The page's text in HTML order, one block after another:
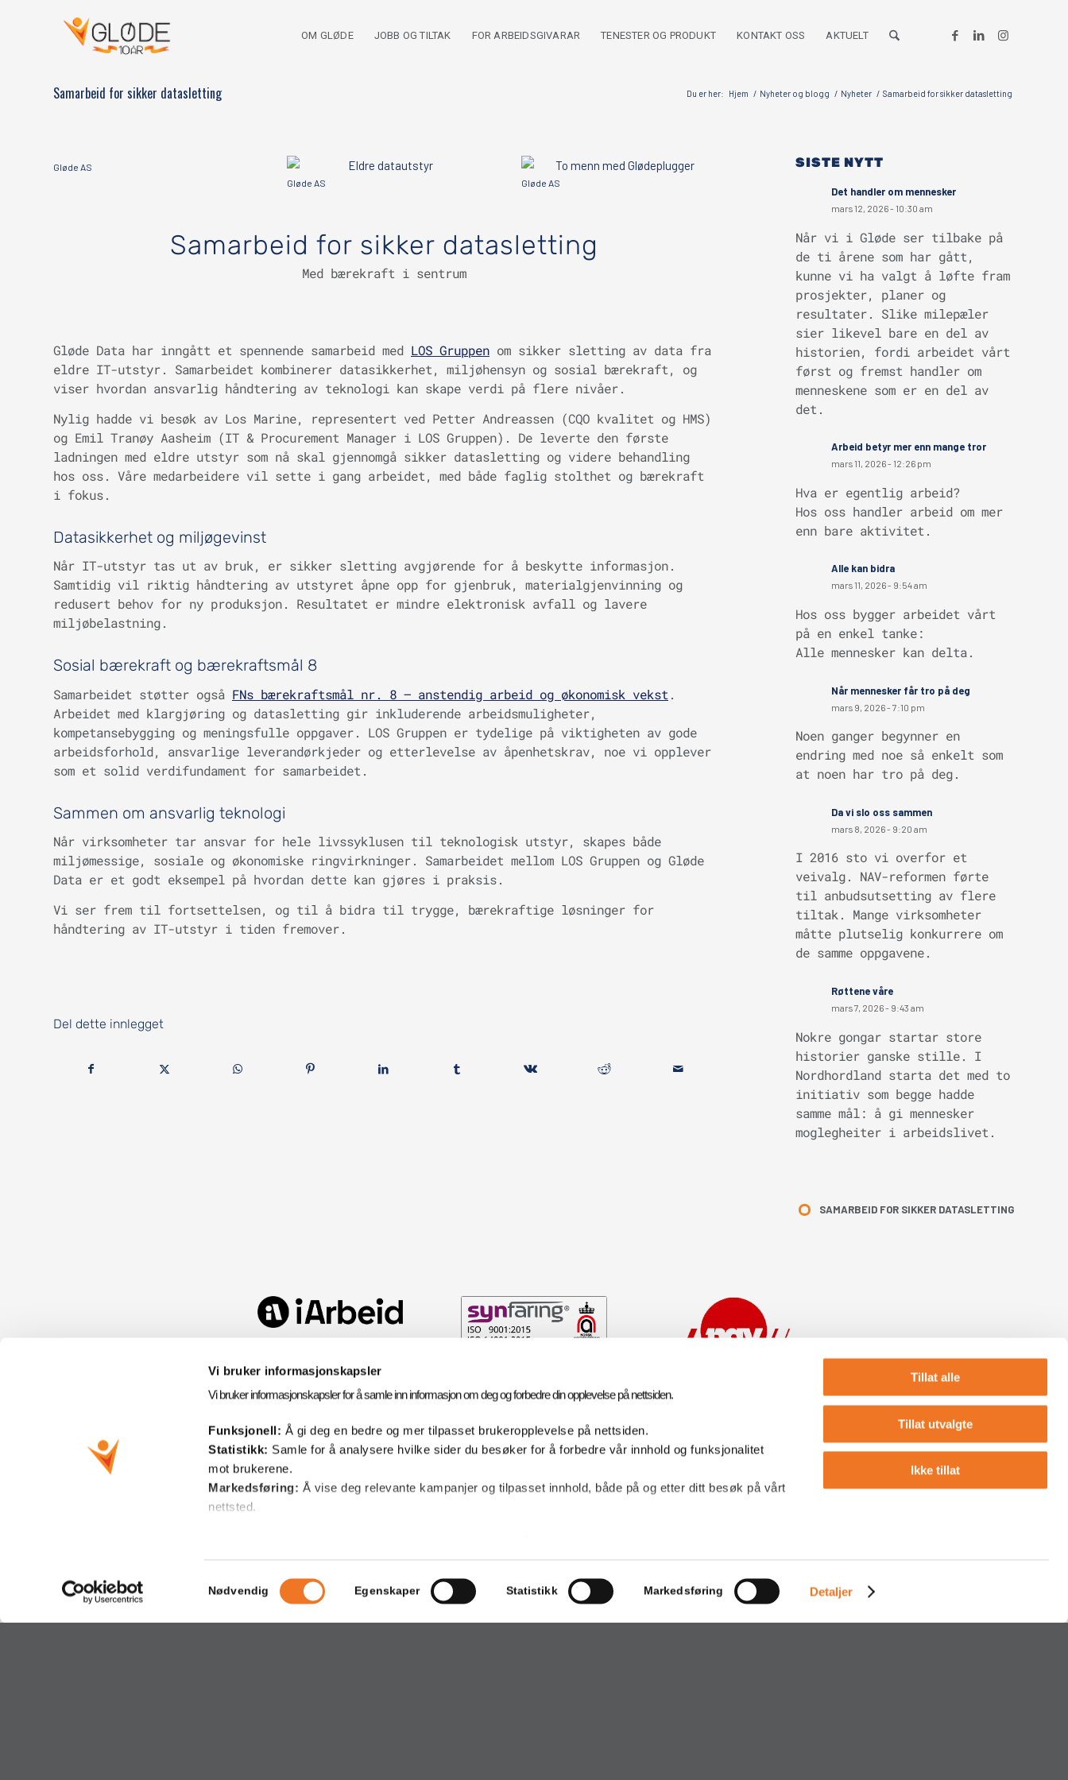
Vi bruker informasjonskapsler
Vi bruker informasjonskapsler for å samle inn informasjon om deg og forbedre din opplevelse på nettsiden.
Funksjonell: Å gi deg en bedre og mer tilpasset brukeropplevelse på nettsiden.
Statistikk: Samle for å analysere hvilke sider du besøker for å forbedre vår innhold og funksjonalitet
mot brukerene.
Markedsføring: Å vise deg relevante kampanjer og tilpasset innhold, både på og etter ditt besøk på vårt
nettsted.
Samtykkevalg
Nødvendig Egenskaper Statistikk Markedsføring Detaljer
Tillat alle
Tillat utvalgte
Ikke tillat
OM GLØDE JOBB OG TILTAK FOR ARBEIDSGIVARAR TENESTER OG PRODUKT KONTAKT OSS AKTUELT
Samarbeid for sikker datasletting Du er her: Hjem / Nyheter og blogg / Nyheter / Samarbeid for sikker datasletting
Gløde AS
Gløde AS
Gløde AS
Samarbeid for sikker datasletting
Med bærekraft i sentrum
Gløde Data har inngått et spennende samarbeid med LOS Gruppen om sikker sletting av data fra
eldre IT-utstyr. Samarbeidet kombinerer datasikkerhet, miljøhensyn og sosial bærekraft, og
viser hvordan ansvarlig håndtering av teknologi kan skape verdi på flere nivåer.
Nylig hadde vi besøk av Los Marine, representert ved Petter Andreassen (CQO kvalitet og HMS)
og Emil Tranøy Aasheim (IT & Procurement Manager i LOS Gruppen). De leverte den første
ladningen med eldre utstyr som nå skal gjennomgå sikker datasletting og videre behandling
hos oss. Våre medarbeidere vil sette i gang arbeidet, med både faglig stolthet og bærekraft
i fokus.
Datasikkerhet og miljøgevinst
Når IT-utstyr tas ut av bruk, er sikker sletting avgjørende for å beskytte informasjon.
Samtidig vil riktig håndtering av utstyret åpne opp for gjenbruk, materialgjenvinning og
redusert behov for ny produksjon. Resultatet er mindre elektronisk avfall og lavere
miljøbelastning.
Sosial bærekraft og bærekraftsmål 8
Samarbeidet støtter også FNs bærekraftsmål nr. 8 – anstendig arbeid og økonomisk vekst .
Arbeidet med klargjøring og datasletting gir inkluderende arbeidsmuligheter,
kompetansebygging og meningsfulle oppgaver. LOS Gruppen er tydelige på viktigheten av gode
arbeidsforhold, ansvarlige leverandørkjeder og etterlevelse av åpenhetskrav, noe vi opplever
som et solid verdifundament for samarbeidet.
Sammen om ansvarlig teknologi
Når virksomheter tar ansvar for hele livssyklusen til teknologisk utstyr, skapes både
miljømessige, sosiale og økonomiske ringvirkninger. Samarbeidet mellom LOS Gruppen og Gløde
Data er et godt eksempel på hvordan dette kan gjøres i praksis.
Vi ser frem til fortsettelsen, og til å bidra til trygge, bærekraftige løsninger for
håndtering av IT-utstyr i tiden fremover.
Del dette innlegget
SISTE NYTT
Det handler om mennesker
mars 12, 2026 - 10:30 am
Når vi i Gløde ser tilbake på
de ti årene som har gått,
kunne vi ha valgt å løfte fram
prosjekter, planer og
resultater. Slike milepæler
sier likevel bare en del av
historien, fordi arbeidet vårt
først og fremst handler om
menneskene som er en del av
det.
Arbeid betyr mer enn mange tror
mars 11, 2026 - 12:26 pm
Hva er egentlig arbeid?
Hos oss handler arbeid om mer
enn bare aktivitet.
Alle kan bidra
mars 11, 2026 - 9:54 am
Hos oss bygger arbeidet vårt
på en enkel tanke:
Alle mennesker kan delta.
Når mennesker får tro på deg
mars 9, 2026 - 7:10 pm
Noen ganger begynner en
endring med noe så enkelt som
at noen har tro på deg.
Da vi slo oss sammen
mars 8, 2026 - 9:20 am
I 2016 sto vi overfor et
veivalg. NAV-reformen førte
til anbudsutsetting av flere
tiltak. Mange virksomheter
måtte plutselig konkurrere om
de samme oppgavene.
Røttene våre
mars 7, 2026 - 9:43 am
Nokre gongar startar store
historier ganske stille. I
Nordhordland starta det med to
initiativ som begge hadde
samme mål: å gi mennesker
moglegheiter i arbeidslivet.
SAMARBEID FOR SIKKER DATASLETTING
Org nr: 928 131 157
PB 97,
5906 Frekhaug
Telefon:
E-post:
post@glode.no